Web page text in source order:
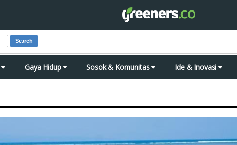
Search
Gaya Hidup Sosok & Komunitas Ide & Inovasi